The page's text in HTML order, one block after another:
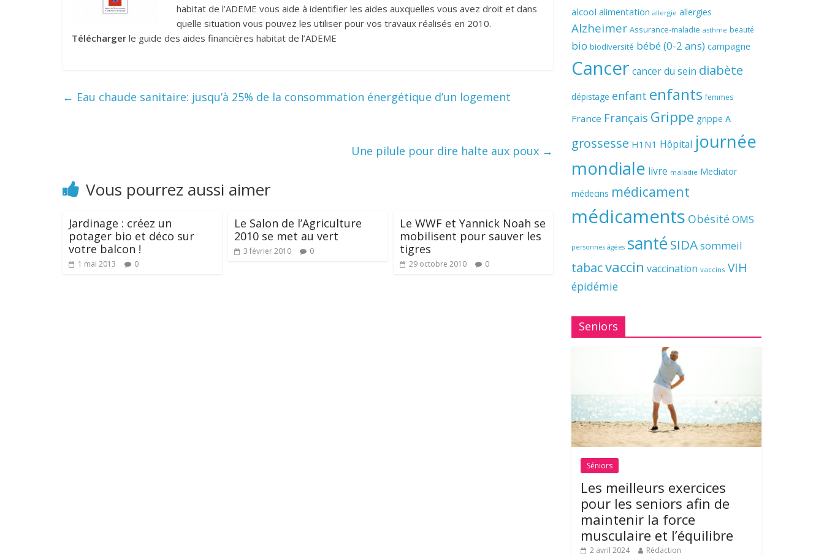
habitat de l’ADEME vous aide à identifier les aides auxquelles vous avez droit et dans
quelle situation vous pouvez les utiliser pour vos travaux réalisés en 2010.
Télécharger le guide des aides financières habitat de l’ADEME
← Eau chaude sanitaire: jusqu’à 25% de la consommation énergétique d’un logement
Une pilule pour dire halte aux poux →
Vous pourrez aussi aimer
Jardinage : créez un
potager bio et déco sur
votre balcon !
1 mai 2013 0
Le Salon de l’Agriculture
2010 se met au vert
3 février 2010 0
Le WWF et Yannick Noah se
mobilisent pour sauver les
tigres
29 octobre 2010 0
alcool alimentation allergie allergies
Alzheimer Assurance-maladie asthme beauté
bio biodiversité bébé (0-2 ans) campagne
Cancer cancer du sein diabète
dépistage enfant enfants femmes
France Français Grippe grippe A
grossesse H1N1 Hôpital journée
mondiale livre maladie Mediator
médecins médicament
médicaments Obésité OMS
personnes âgées santé SIDAsommeil
tabacvaccin vaccination vaccins VIH
épidémie
Seniors
Séniors
Les meilleurs exercices
pour les seniors afin de
maintenir la force
musculaire et l’équilibre
2 avril 2024 Rédaction